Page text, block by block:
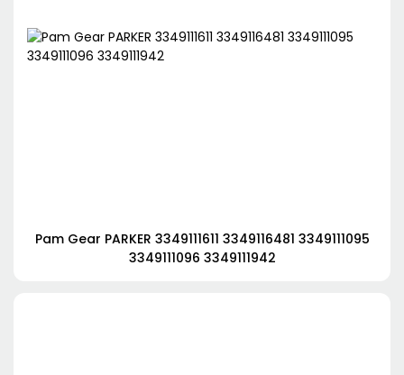
Pam Gear PARKER 3349111611 3349116481 3349111095
3349111096 3349111942